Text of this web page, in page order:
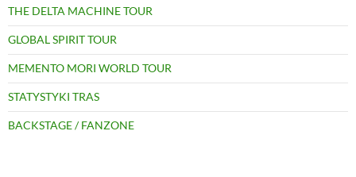
THE DELTA MACHINE TOUR
GLOBAL SPIRIT TOUR
MEMENTO MORI WORLD TOUR
STATYSTYKI TRAS
BACKSTAGE / FANZONE